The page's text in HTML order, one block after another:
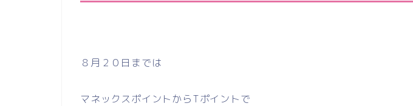
８月２０日までは
マネックスポイントからTポイントで